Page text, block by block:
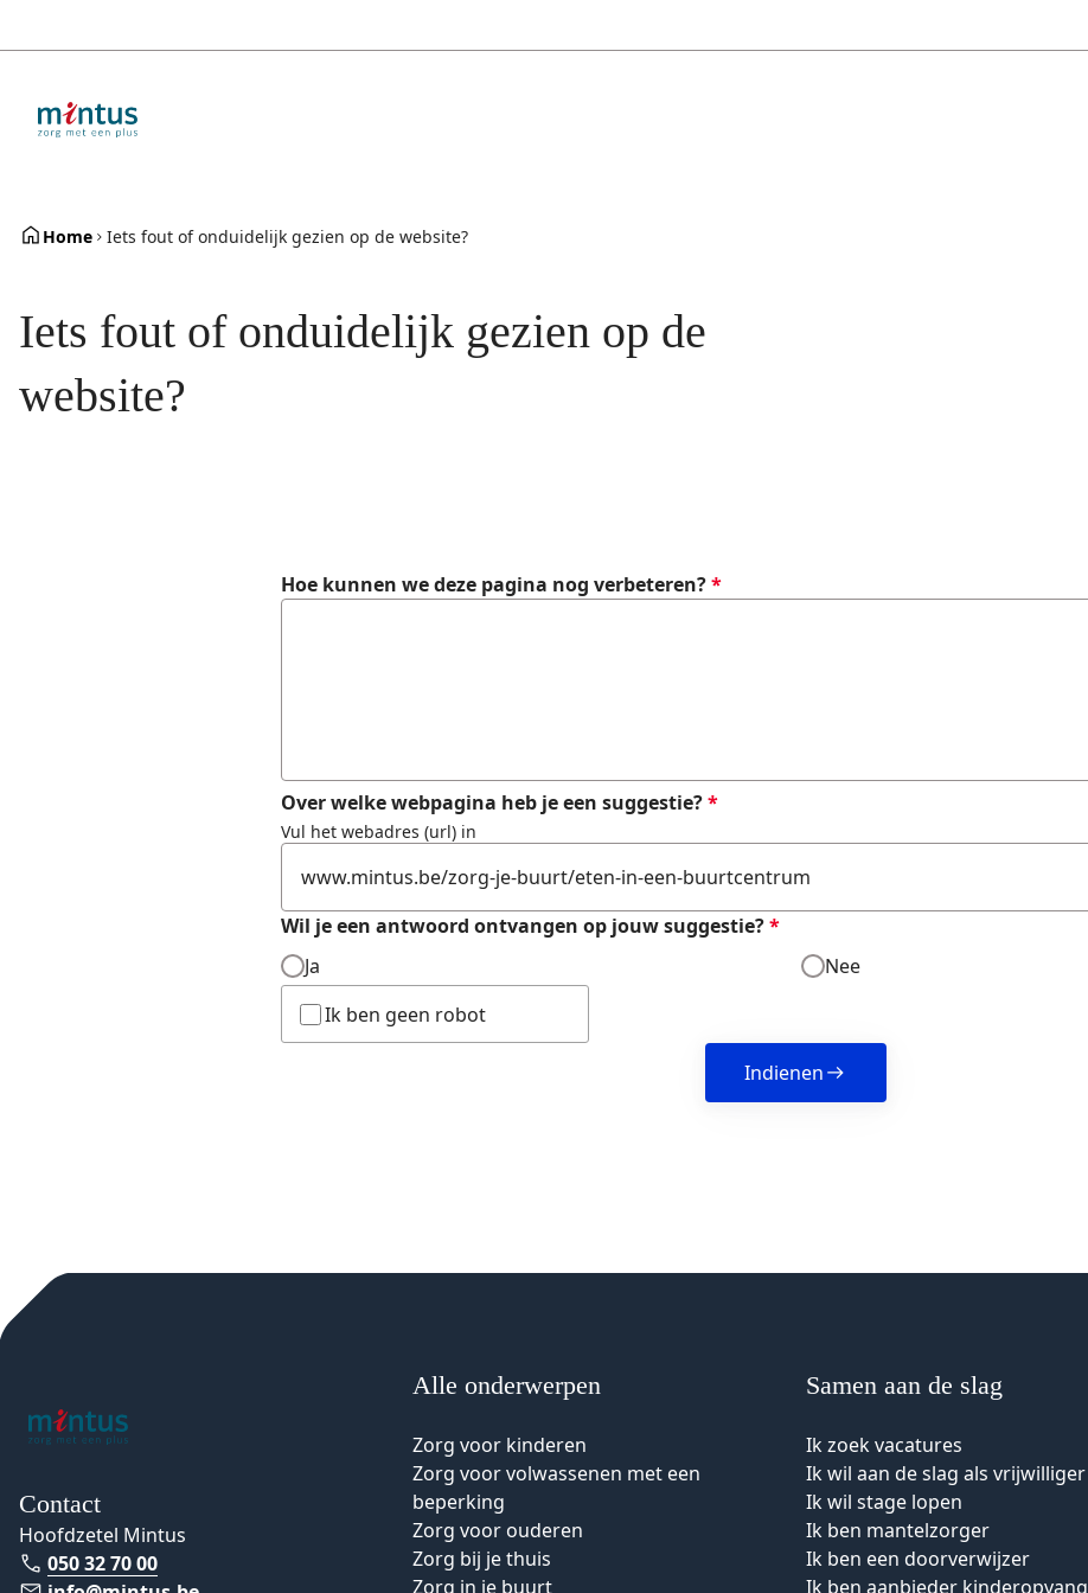
en
inhoud
Home Iets fout of onduidelijk gezien op de website?
Iets fout of onduidelijk gezien op de
website?
Hoe kunnen we deze pagina nog verbeteren?*
Over welke webpagina heb je een suggestie?*
Vul het webadres (url) in
Wil je een antwoord ontvangen op jouw suggestie?*
Ja
Nee
Ik ben geen robot
Indienen
Contact
Hoofdzetel Mintus
050 32 70 00
Alle onderwerpen
Zorg voor kinderen
Zorg voor volwassenen met een
beperking
Zorg voor ouderen
Zorg bij je thuis
Zorg in je buurt
Samen aan de slag
Ik zoek vacatures
Ik wil aan de slag als vrijwilliger
Ik wil stage lopen
Ik ben mantelzorger
Ik ben een doorverwijzer
Ik ben aanbieder kinderopvang